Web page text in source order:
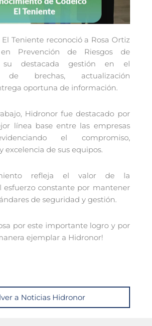
Teniente reconoció a Rosa Ortiz
Prevención de Riesgos de
su destacada gestión en el
de brechas, actualización
oportuna de información.
Hidronor fue destacado por
línea base entre las empresas
el compromiso,
excelencia de sus equipos.
refleja el valor de la
esfuerzo constante por mantener
de seguridad y gestión.
por este importante logro y por
ejemplar a Hidronor!
a Noticias Hidronor